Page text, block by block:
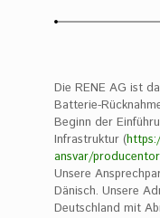
Die RENE AG ist
Batterie-
Beginn der
Infrastruktur (
ansvar/
Unsere
Dänisch. Unsere
Deutschland mit